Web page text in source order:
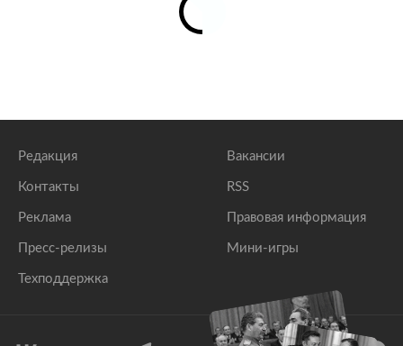
Редакция
Контакты
Реклама
Пресс-релизы
Техподдержка
Вакансии
RSS
Правовая информация
Мини-игры